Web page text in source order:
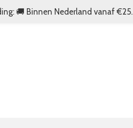
🚚 Binnen Nederland vanaf €25.